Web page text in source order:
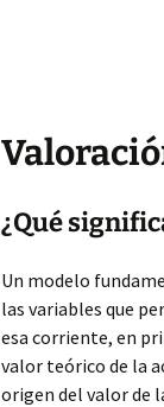
¿Qué
Un modelo
las variables que
esa corriente, en
valor teórico de la
origen del valor de